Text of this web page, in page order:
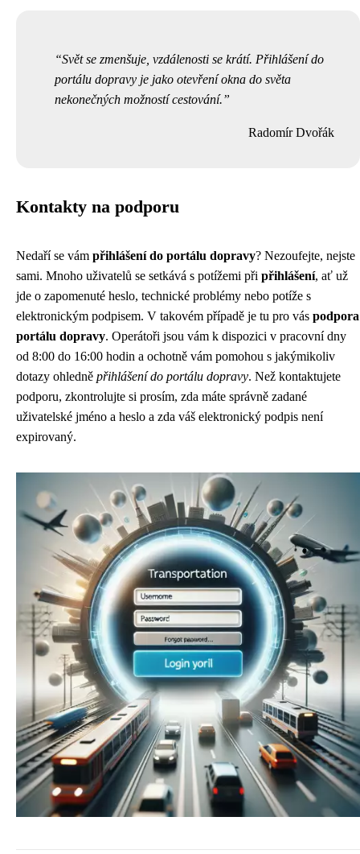
Svět se zmenšuje, vzdálenosti se krátí. Přihlášení do
portálu dopravy je jako otevření okna do světa
nekonečných možností cestování.
Radomír Dvořák
Kontakty na podporu
Nedaří se vám přihlášení do portálu dopravy? Nezoufejte, nejste
sami. Mnoho uživatelů se setkává s potížemi při přihlášení, ať už
jde o zapomenuté heslo, technické problémy nebo potíže s
elektronickým podpisem. V takovém případě je tu pro vás podpora
portálu dopravy. Operátoři jsou vám k dispozici v pracovní dny
od 8:00 do 16:00 hodin a ochotně vám pomohou s jakýmikoliv
dotazy ohledně přihlášení do portálu dopravy. Než kontaktujete
podporu, zkontrolujte si prosím, zda máte správně zadané
uživatelské jméno a heslo a zda váš elektronický podpis není
expirovaný.